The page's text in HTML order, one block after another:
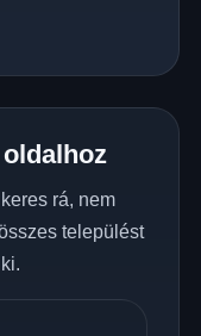
rá, nem
települést